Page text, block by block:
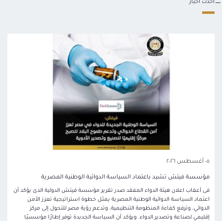
أحدث أخبار
٠٥ أغسطس ٢٠٢٦
مؤسسة فيتش تشيد باعتماد السياسة الدوائية الوطنية المصرية
فى أعقاب اعلان هيئة الدواء المفقد صدر تقرير مؤسسة فيتش الدولية الذى يؤكد أن
اعتماد السياسة الدوائية الوطنية المصرية يمثل خطوة استراتيجية تعزز الأمن
الدوائي، وترفع كفاءة المنظومة التنظيمية، وتدعم رؤية مصر للتحول إلى مركز
إقليمي لصناعة وتصدير الدواء. ويؤكد أن السياسة الجديدة توفر إطارًا مؤسسيًا